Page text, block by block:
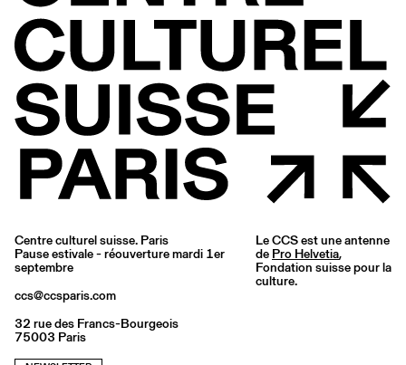
Centre culturel suisse. Paris
Pause estivale - réouverture mardi 1er
septembre
ccs@ccsparis.com
32 rue des Francs-Bourgeois
75003 Paris
Le CCS est une antenne
de Pro Helvetia,
Fondation suisse pour la
culture.